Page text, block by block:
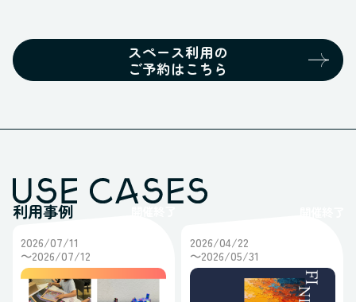
スペース利用の
ご予約はこちら
利用事例
2026/07/11
～2026/07/12
2026/04/22
～2026/05/31